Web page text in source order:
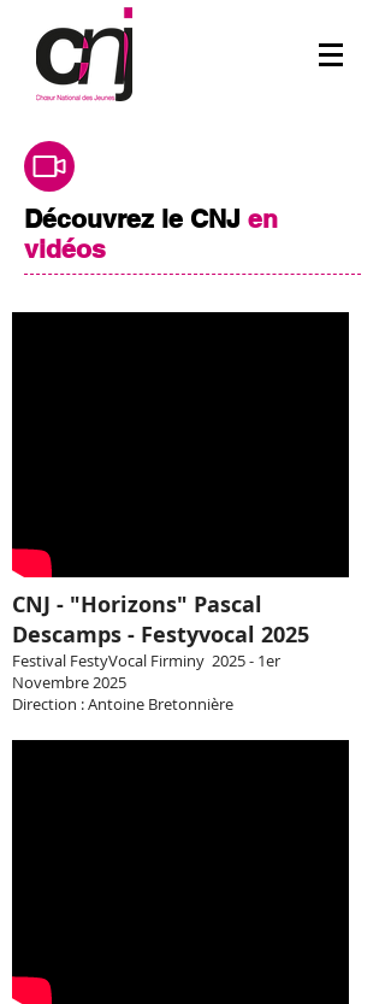
Découvrez le CNJ en
vidéos
CNJ - "Horizons" Pascal
Descamps - Festyvocal 2025
Festival FestyVocal Firminy 2025 - 1er
Novembre 2025
Direction : Antoine Bretonnière